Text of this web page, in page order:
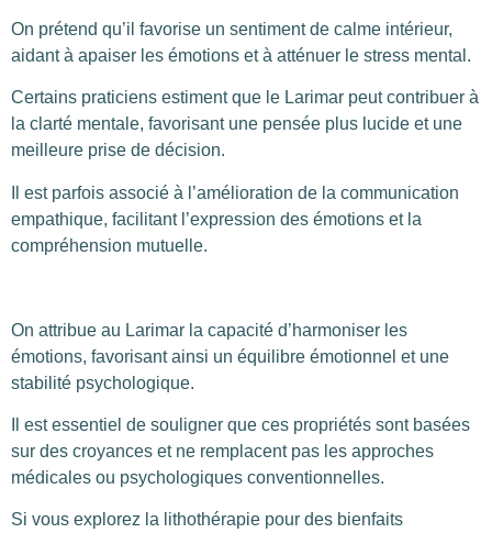
On prétend qu’il favorise un sentiment de calme intérieur,
aidant à apaiser les émotions et à atténuer le stress mental.
Certains praticiens estiment que le Larimar peut contribuer à
la clarté mentale, favorisant une pensée plus lucide et une
meilleure prise de décision.
Il est parfois associé à l’amélioration de la communication
empathique, facilitant l’expression des émotions et la
compréhension mutuelle.
On attribue au Larimar la capacité d’harmoniser les
émotions, favorisant ainsi un équilibre émotionnel et une
stabilité psychologique.
Il est essentiel de souligner que ces propriétés sont basées
sur des croyances et ne remplacent pas les approches
médicales ou psychologiques conventionnelles.
Si vous explorez la lithothérapie pour des bienfaits